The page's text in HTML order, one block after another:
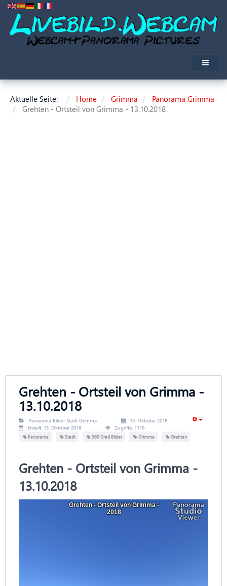
Aktuelle Seite: Home Grimma
Panorama Grimma
Grehten - Ortsteil von Grimma - 13.10.2018
Grehten - Ortsteil von Grimma -
13.10.2018
Panorama Bilder Stadt Grimma
13. Oktober 2018
Erstellt: 13. Oktober 2018
Zugriffe: 1116
Panorama
Stadt 360 Grad Bilder Grimma Grehten
Grehten - Ortsteil von Grimma -
13.10.2018